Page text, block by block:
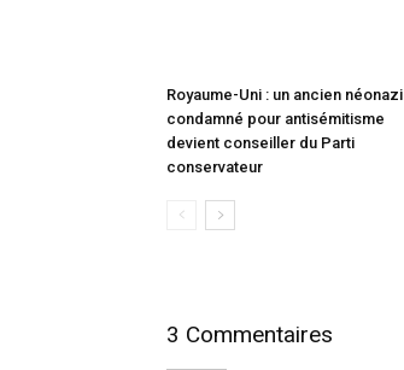
Royaume-Uni : un ancien néonazi
condamné pour antisémitisme
devient conseiller du Parti
conservateur
3 Commentaires